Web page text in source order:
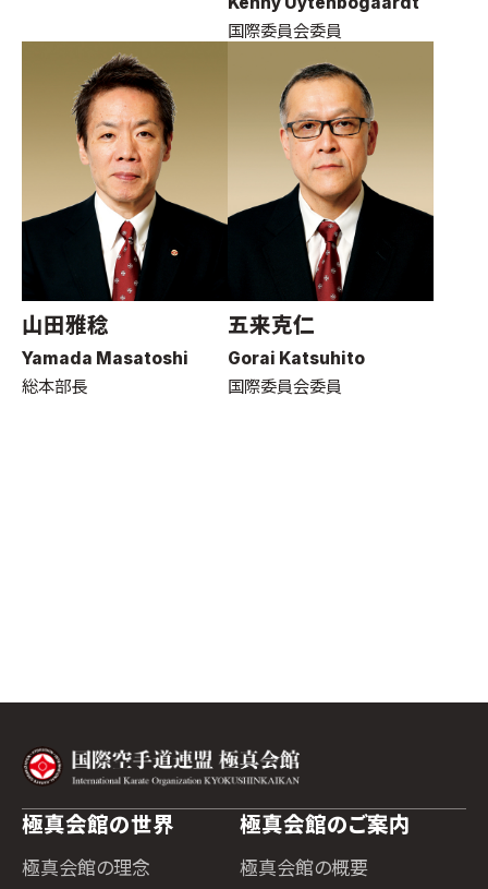
国際委員会委員
山田雅稔
Yamada Masatoshi
総本部長
五来克仁
Gorai Katsuhito
国際委員会委員
極真会館の世界
極真会館の理念
極真会館のご案内
極真会館の概要